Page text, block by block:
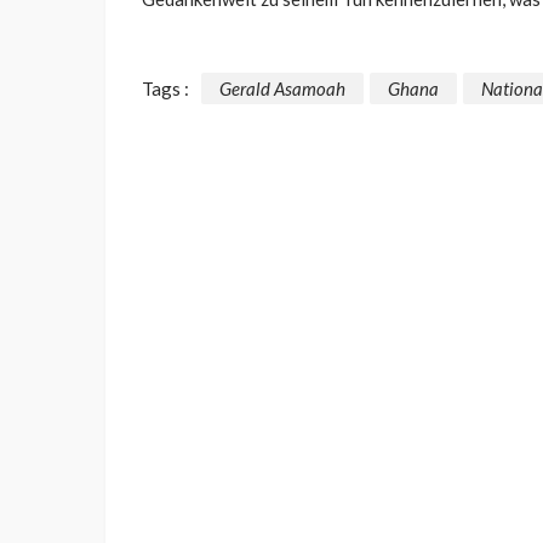
Tags : Gerald Asamoah Ghana